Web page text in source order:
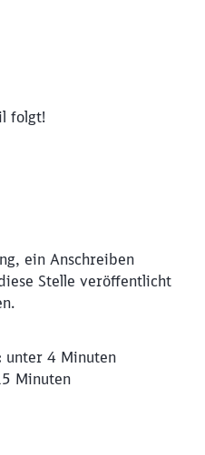
folgt!
ein Anschreiben
Stelle veröffentlicht
unter 4 Minuten
Minuten